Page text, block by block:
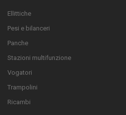
Ellittiche
Pesi e bilanceri
Panche
Stazioni multifunzione
Vogatori
Trampolini
Ricambi